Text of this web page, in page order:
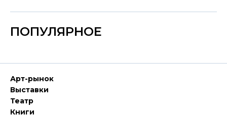
ПОПУЛЯРНОЕ
Арт-рынок
Выставки
Театр
Книги